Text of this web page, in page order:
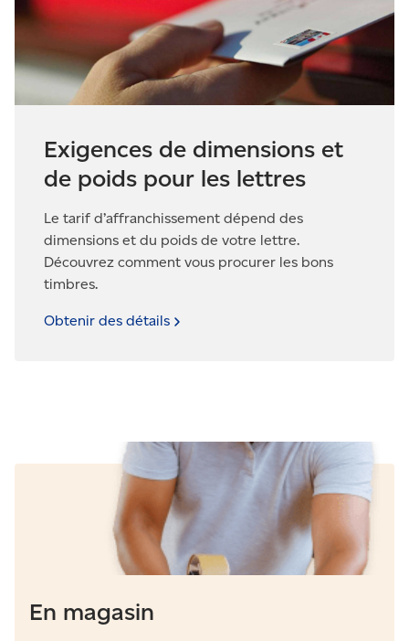
Exigences de dimensions et
de poids pour les lettres
Le tarif d’affranchissement dépend des
dimensions et du poids de votre lettre.
Découvrez comment vous procurer les bons
timbres.
Obtenir des détails
En magasin